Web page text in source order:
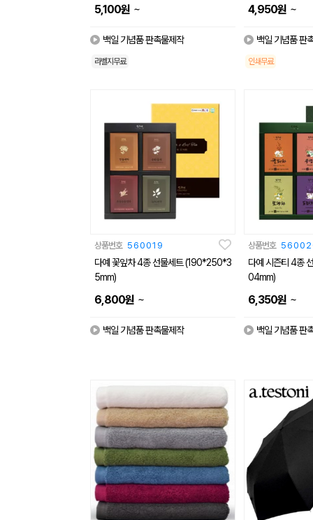
5,100원 ~
백일 기념품 판촉물제작
라벨지무료
4,950원 ~
백일 기념품 판
인쇄무료
상품번호 560019
다예 꽃잎차 4종 선물세트 (190*250*3
5mm)
6,800원 ~
백일 기념품 판촉물제작
상품번호
다예 시즌티 4종
04mm)
6,350원 ~
백일 기념품 판